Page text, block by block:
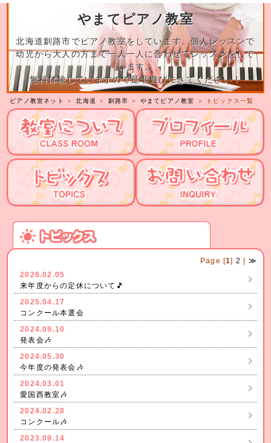
やまてピアノ教室
北海道釧路市でピアノ教室をしています。個人レッスンで
幼児から大人の方まで一人一人に合わせてレッスンをして
います。
無料体験していますので是非遊びにきてください！
ピアノ教室ネット ＞北海道 ＞ 釧路市 ＞ やまてピアノ教室 ＞ トピックス一覧
Page [1] 2 | ≫
2026.02.05
来年度からの定休について🎵
2025.04.17
コンクール本選会
2024.09.10
発表会🎶
2024.05.30
今年度の発表会🎶
2024.03.01
愛国西教室🎶
2024.02.28
コンクール🎶
2023.09.14